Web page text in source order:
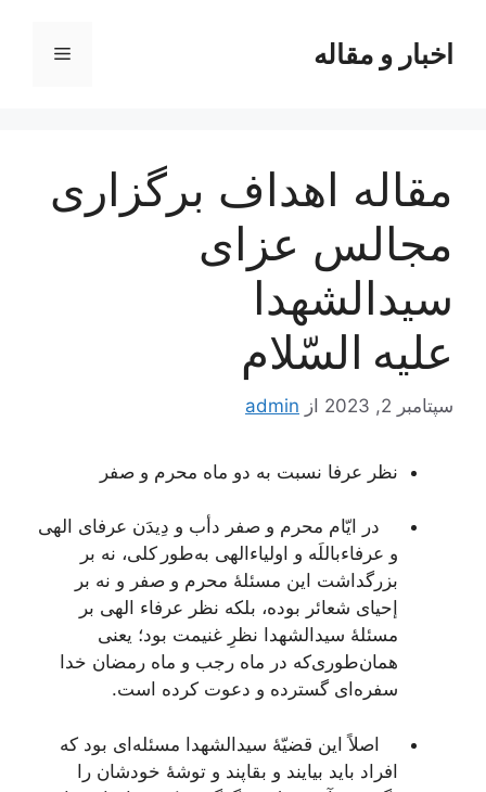
محتوااخبار و مقاله فهرست
مقاله اهداف برگزاری
مجالس عزای
سیدالشهدا
علیه السّلام
سپتامبر 2, 2023 از admin
نظر عرفا نسبت به دو ماه محرم و صفر
در ایّام محرم و صفر دأب و دِیدَن عرفای الهی
و عرفاءباللَه و اولیاءالهی به‌طور کلی، نه بر
بزرگداشت این مسئلۀ محرم و صفر و نه بر
إحیای شعائر بوده، بلکه نظر عرفاء الهی بر
مسئلۀ سیدالشهدا نظرِ غنیمت بود؛ یعنی
همان‌طوری‌که در ماه رجب و ماه رمضان خدا
سفره‌ای گسترده و دعوت کرده است.
اصلاً این قضیّۀ سیدالشهدا مسئله‌ای بود که
افراد باید بیایند و بقاپند و توشۀ خودشان را